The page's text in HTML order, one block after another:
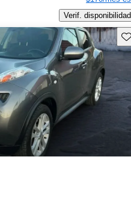
Verif. disponibilidad